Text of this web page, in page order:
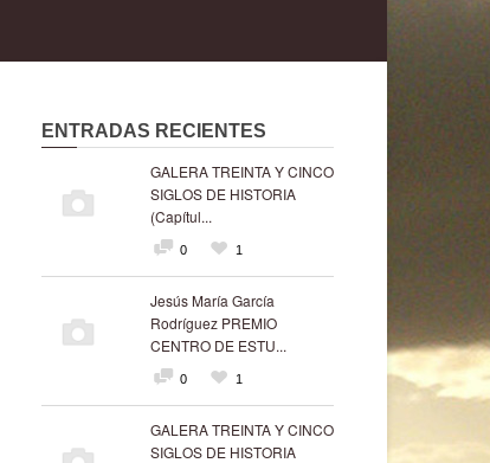
ENTRADAS RECIENTES
GALERA TREINTA Y CINCO
SIGLOS DE HISTORIA
(Capítul...
0 1
Jesús María García
Rodríguez PREMIO
CENTRO DE ESTU...
0 1
GALERA TREINTA Y CINCO
SIGLOS DE HISTORIA